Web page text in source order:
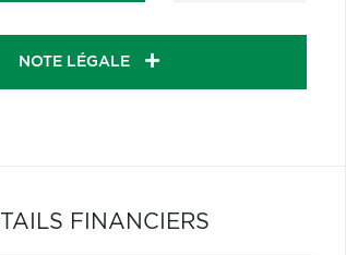
NOTE LÉGALE
FINANCIERS